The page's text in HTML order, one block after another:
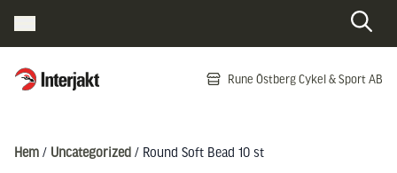
Interjakt SE Rune Östberg Cykel & Sport AB
Hem / Uncategorized / Round Soft Bead 10 st